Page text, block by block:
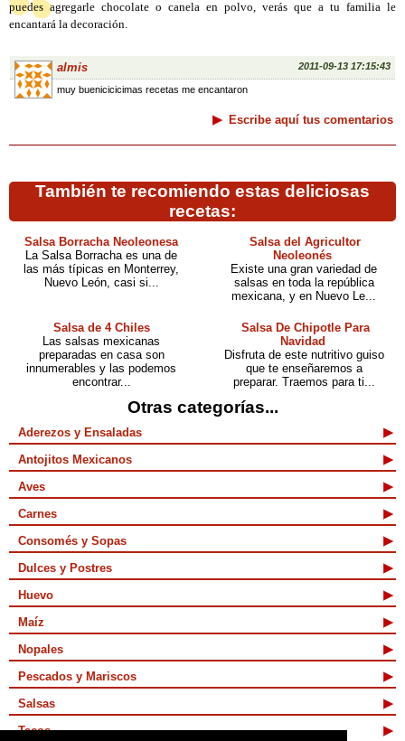
puedes agregarle chocolate o canela en polvo, verás que a tu familia le
encantará la decoración.
almis 2011-09-13 17:15:43
muy buenicicicimas recetas me encantaron
Escribe aquí tus comentarios
También te recomiendo estas deliciosas
recetas:
Salsa Borracha Neoleonesa
La Salsa Borracha es una de
las más típicas en Monterrey,
Nuevo León, casi si...
Salsa del Agricultor
Neoleonés
Existe una gran variedad de
salsas en toda la república
mexicana, y en Nuevo Le...
Salsa de 4 Chiles
Las salsas mexicanas
preparadas en casa son
innumerables y las podemos
encontrar...
Salsa De Chipotle Para
Navidad
Disfruta de este nutritivo guiso
que te enseñaremos a
preparar. Traemos para ti...
Otras categorías...
Aderezos y Ensaladas
Antojitos Mexicanos
Aves
Carnes
Consomés y Sopas
Dulces y Postres
Huevo
Maíz
Nopales
Pescados y Mariscos
Salsas
Tacos